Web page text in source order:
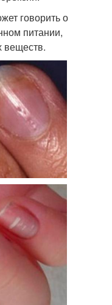
говорить о
питании,
веществ.